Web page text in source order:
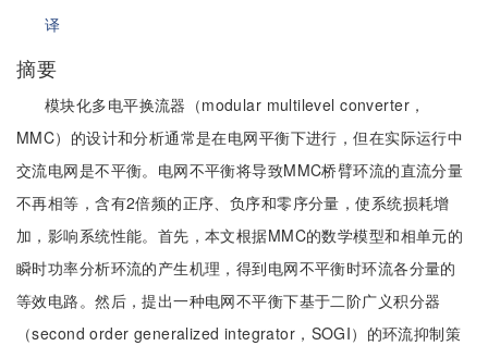
译
摘要
模块化多电平换流器（modular multilevel converter，
MMC）的设计和分析通常是在电网平衡下进行，但在实际运行中
交流电网是不平衡。电网不平衡将导致MMC桥臂环流的直流分量
不再相等，含有2倍频的正序、负序和零序分量，使系统损耗增
加，影响系统性能。首先，本文根据MMC的数学模型和相单元的
瞬时功率分析环流的产生机理，得到电网不平衡时环流各分量的
等效电路。然后，提出一种电网不平衡下基于二阶广义积分器
（second order generalized integrator，SOGI）的环流抑制策